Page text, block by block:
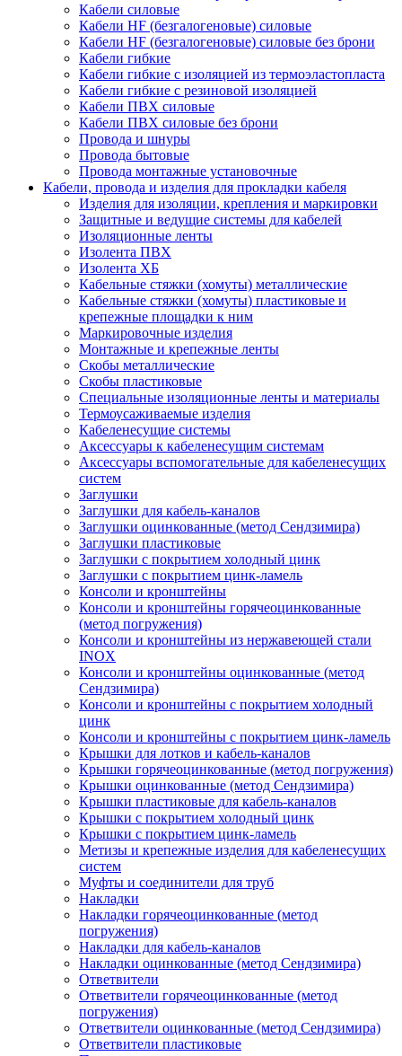
Кабели силовые
Кабели HF (безгалогеновые) силовые
Кабели HF (безгалогеновые) силовые без брони
Кабели гибкие
Кабели гибкие с изоляцией из термоэластопласта
Кабели гибкие с резиновой изоляцией
Кабели ПВХ силовые
Кабели ПВХ силовые без брони
Провода и шнуры
Провода бытовые
Провода монтажные установочные
Кабели, провода и изделия для прокладки кабеля
Изделия для изоляции, крепления и маркировки
Защитные и ведущие системы для кабелей
Изоляционные ленты
Изолента ПВХ
Изолента ХБ
Кабельные стяжки (хомуты) металлические
Кабельные стяжки (хомуты) пластиковые и
крепежные площадки к ним
Маркировочные изделия
Монтажные и крепежные ленты
Скобы металлические
Скобы пластиковые
Специальные изоляционные ленты и материалы
Термоусаживаемые изделия
Кабеленесущие системы
Аксессуары к кабеленесущим системам
Аксессуары вспомогательные для кабеленесущих
систем
Заглушки
Заглушки для кабель-каналов
Заглушки оцинкованные (метод Сендзимира)
Заглушки пластиковые
Заглушки с покрытием холодный цинк
Заглушки с покрытием цинк-ламель
Консоли и кронштейны
Консоли и кронштейны горячеоцинкованные
(метод погружения)
Консоли и кронштейны из нержавеющей стали
INOX
Консоли и кронштейны оцинкованные (метод
Сендзимира)
Консоли и кронштейны с покрытием холодный
цинк
Консоли и кронштейны с покрытием цинк-ламель
Крышки для лотков и кабель-каналов
Крышки горячеоцинкованные (метод погружения)
Крышки оцинкованные (метод Сендзимира)
Крышки пластиковые для кабель-каналов
Крышки с покрытием холодный цинк
Крышки с покрытием цинк-ламель
Метизы и крепежные изделия для кабеленесущих
систем
Муфты и соединители для труб
Накладки
Накладки горячеоцинкованные (метод
погружения)
Накладки для кабель-каналов
Накладки оцинкованные (метод Сендзимира)
Ответвители
Ответвители горячеоцинкованные (метод
погружения)
Ответвители оцинкованные (метод Сендзимира)
Ответвители пластиковые